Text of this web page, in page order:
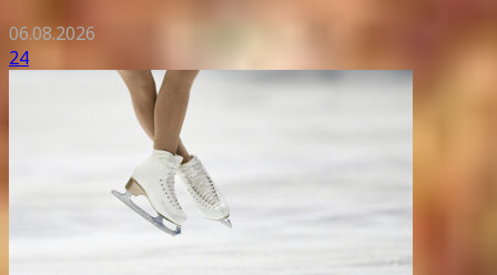
06.08.2026
24